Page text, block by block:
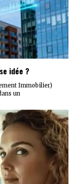
idée ?
Immobilier)
un